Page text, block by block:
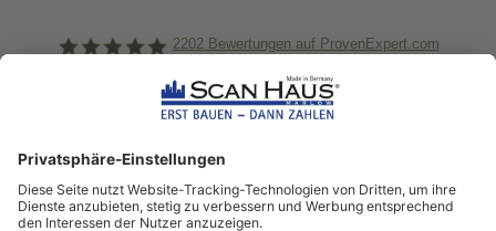
ScanHaus Marlow
2202 Bewertungen auf ProvenExpert.com
informiert!